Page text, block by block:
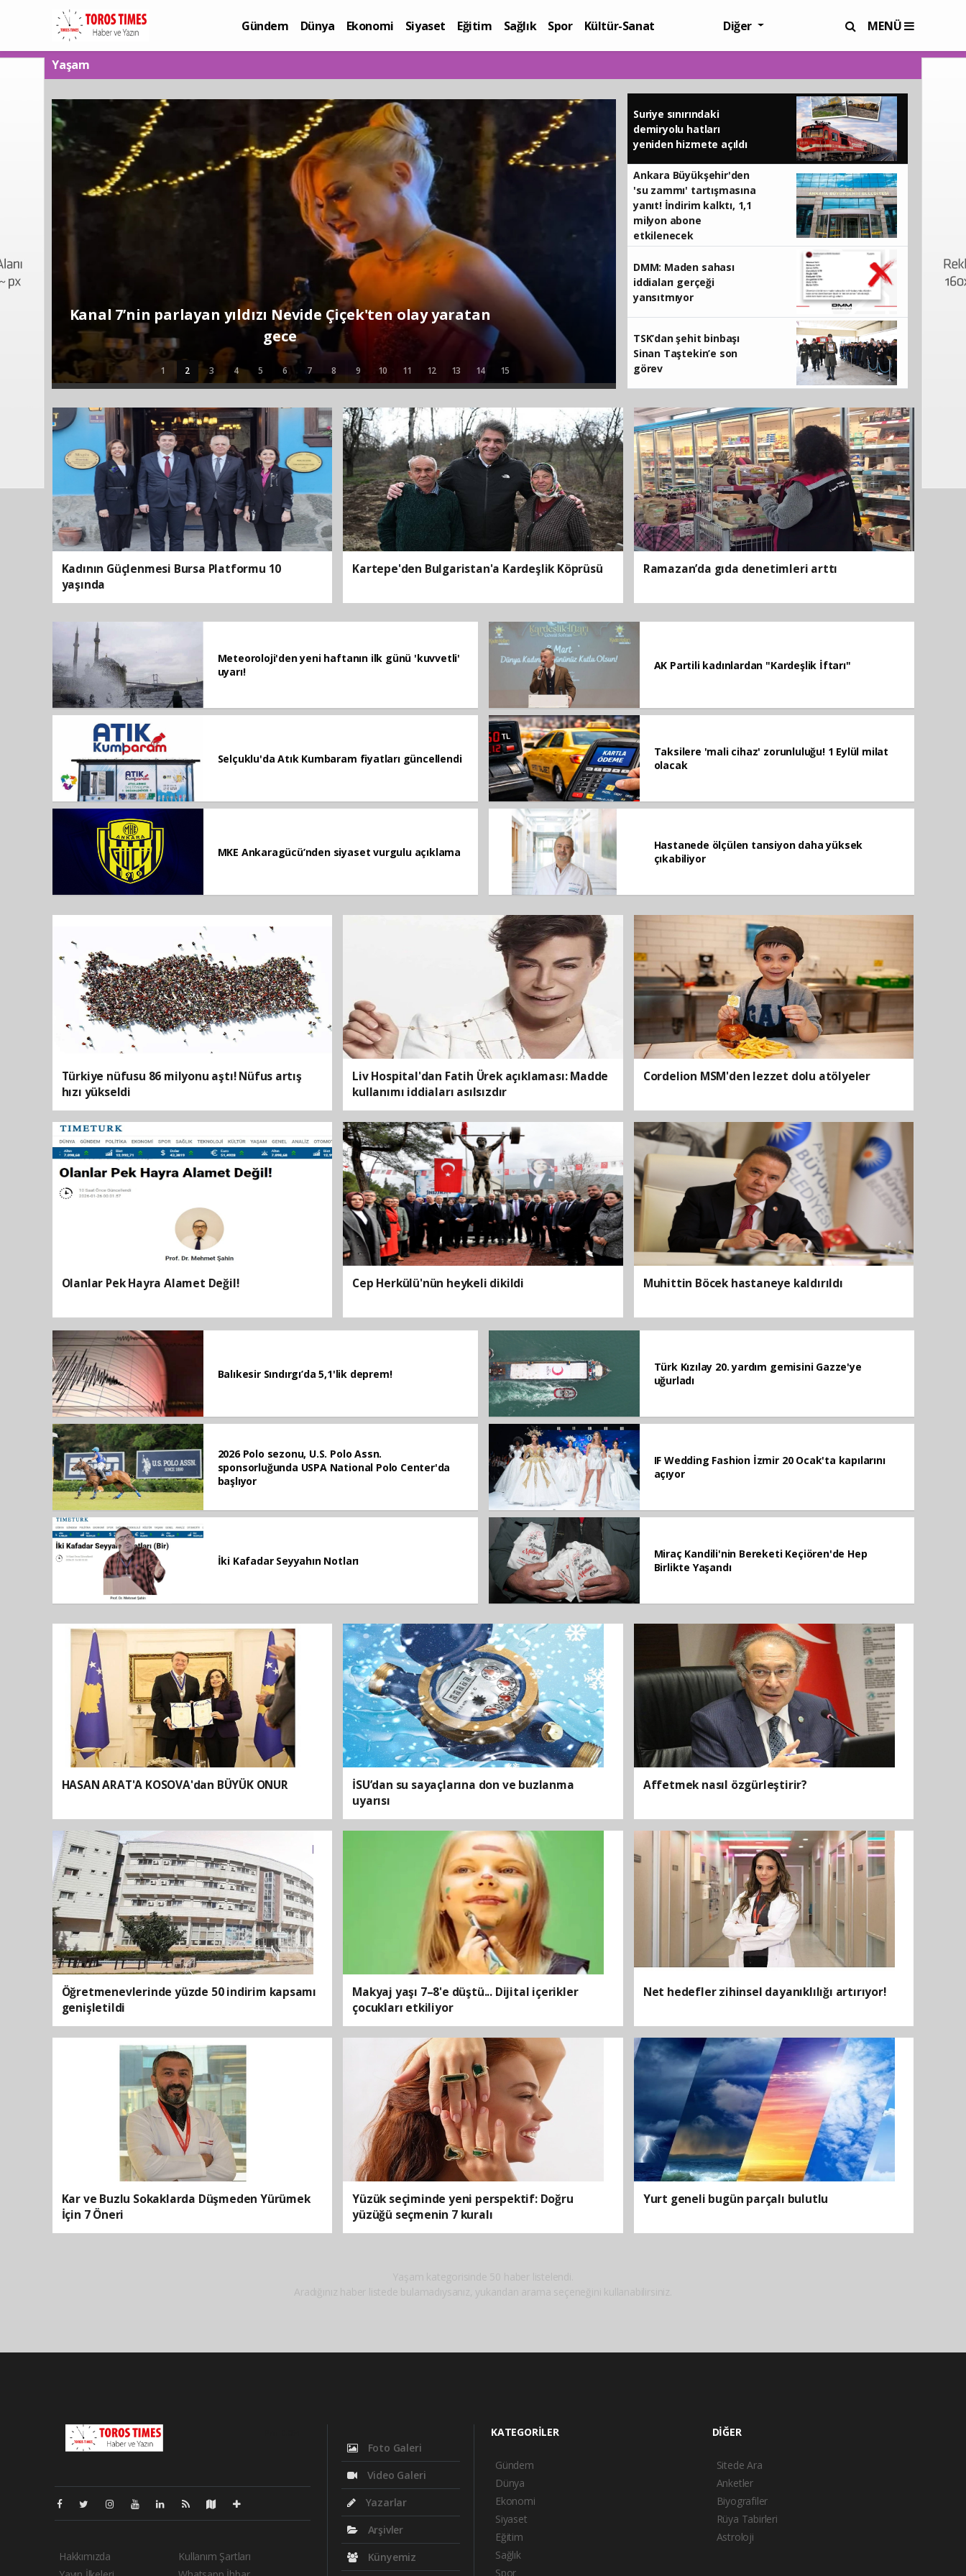
Gündem Dünya Ekonomi Siyaset Eğitim Sağlık Spor
Kültür-Sanat
Diğer MENÜ
Yaşam
ILO’nun 114. Çalışma Konferansı Cenevre’de başladı
Otobüs bilet iptallerinde yeni hak! Sefer
kadar iptal yapılabilecek
1 2 3 4 5 6 7 8 9 10 11 12 13 14 15
Suriye sınırındaki
demiryolu hatları
yeniden hizmete açıldı
Ankara Büyükşehir'den
'su zammı' tartışmasına
yanıt! İndirim kalktı, 1,1
milyon abone
etkilenecek
DMM: Maden sahası
iddiaları gerçeği
yansıtmıyor
TSK’dan şehit binbaşı
Sinan Taştekin’e son
görev
Kadının Güçlenmesi Bursa Platformu 10
yaşında
Kartepe'den Bulgaristan'a Kardeşlik Köprüsü Ramazan’da gıda denetimleri arttı
Meteoroloji'den yeni haftanın ilk günü 'kuvvetli'
uyarı!
AK Partili kadınlardan "Kardeşlik İftarı"
Selçuklu'da Atık Kumbaram fiyatları güncellendi
Taksilere 'mali cihaz' zorunluluğu! 1 Eylül milat
olacak
MKE Ankaragücü’nden siyaset vurgulu açıklama
Hastanede ölçülen tansiyon daha yüksek
çıkabiliyor
Türkiye nüfusu 86 milyonu aştı! Nüfus artış
hızı yükseldi
Liv Hospital'dan Fatih Ürek açıklaması: Madde
kullanımı iddiaları asılsızdır
Cordelion MSM'den lezzet dolu atölyeler
Olanlar Pek Hayra Alamet Değil! Cep Herkülü'nün heykeli dikildi Muhittin Böcek hastaneye kaldırıldı
Balıkesir Sındırgı’da 5,1'lik deprem!
Türk Kızılay 20. yardım gemisini Gazze'ye
uğurladı
2026 Polo sezonu, U.S. Polo Assn.
sponsorluğunda USPA National Polo Center'da
başlıyor
IF Wedding Fashion İzmir 20 Ocak'ta kapılarını
açıyor
İki Kafadar Seyyahın Notları
Miraç Kandili'nin Bereketi Keçiören'de Hep
Birlikte Yaşandı
HASAN ARAT'A KOSOVA'dan BÜYÜK ONUR
İSU’dan su sayaçlarına don ve buzlanma
uyarısı
Affetmek nasıl özgürleştirir?
Öğretmenevlerinde yüzde 50 indirim kapsamı
genişletildi
Makyaj yaşı 7–8'e düştü... Dijital içerikler
çocukları etkiliyor
Net hedefler zihinsel dayanıklılığı artırıyor!
Kar ve Buzlu Sokaklarda Düşmeden Yürümek
İçin 7 Öneri
Yüzük seçiminde yeni perspektif: Doğru
yüzüğü seçmenin 7 kuralı
Yurt geneli bugün parçalı bulutlu
Yaşam kategorisinde 50 haber listelendi.
Aradığınız haber listede bulamadıysanız, yukarıdan arama seçeneğini kullanabilirsiniz.
Hakkımızda
Kullanım Şartları
Foto Galeri
Video Galeri
Yazarlar
Arşivler
Künyemiz
KATEGORİLER
Gündem
Dünya
Ekonomi
Siyaset
Eğitim
Sağlık
Spor
DİĞER
Sitede Ara
Anketler
Biyografiler
Rüya Tabirleri
Astroloji